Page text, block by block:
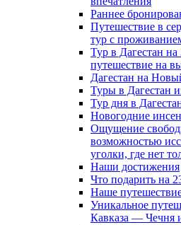
Раннее
Путешествие в
тур с
Тур в Дагестан
путешествие на
Дагестан на
Туры в Дагестан
Тур дня в
Новогодние
Ощущение
возможностью
уголки, где нет
Наши достижения
Что подарить на
Наше
Уникальное
Кавказа — Чечня